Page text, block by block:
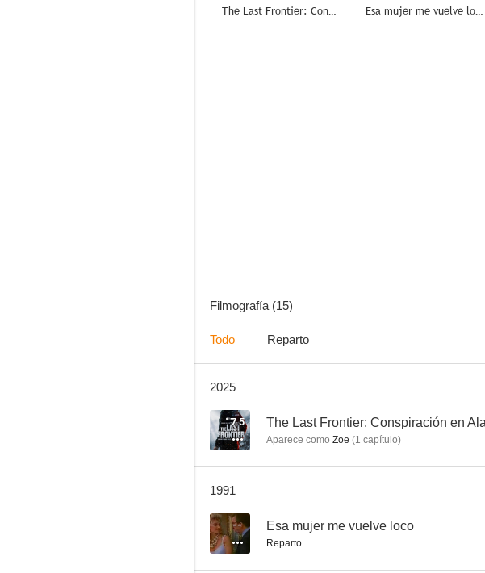
The Last Frontier: Conspiración en Alaska Esa mujer me vuelve loco
Arriba las manos, texano
Filmografía (15)
Todo Reparto
2025
7.5 The Last Frontier: Conspiración en
Aparece como Zoe (1 capítulo)
1991
-- Esa mujer me vuelve loco
Reparto